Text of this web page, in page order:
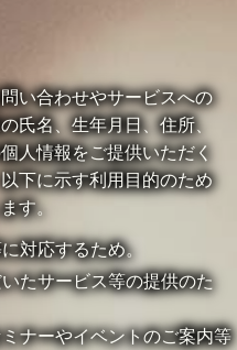
い合わせやサービスへの
氏名、生年月日、住所、
人情報をご提供いただく
下に示す利用目的のため
す。
対応するため。
たサービス等の提供のた
ナーやイベントのご案内等